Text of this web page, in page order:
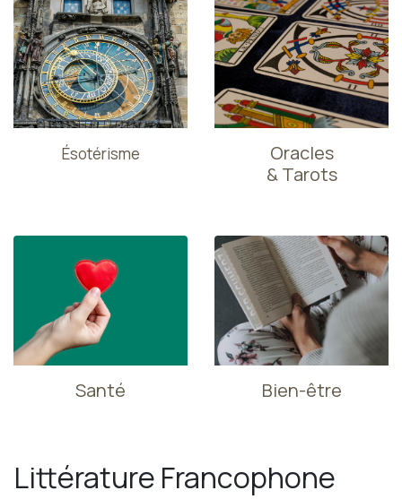
Ésotérisme
Oracles
& Tarots
Santé Bien-être
Littérature Francophone